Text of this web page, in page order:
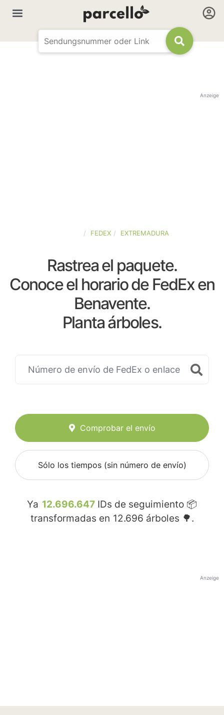
Anzeige
FEDEX EXTREMADURA
Rastrea el paquete.
Conoce el horario de FedEx en
Benavente.
Planta árboles.
Comprobar el envío
Sólo los tiempos (sin número de envío)
Ya 12.696.647 IDs de seguimiento 📦
transformadas en 12.696 árboles 🌳.
Anzeige